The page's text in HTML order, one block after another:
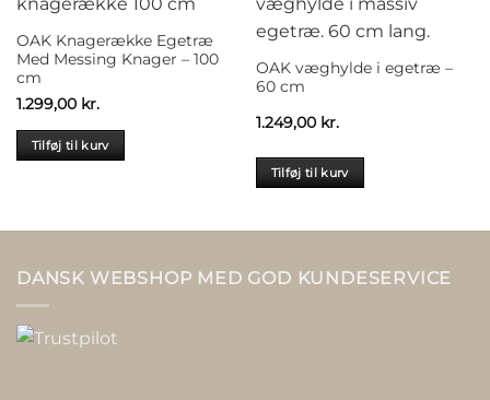
OAK Knagerække Egetræ
Med Messing Knager – 100
cm
1.299,00 kr.
Tilføj til kurv
OAK væghylde i egetræ –
60 cm
1.249,00 kr.
Tilføj til kurv
DANSK WEBSHOP MED GOD KUNDESERVICE